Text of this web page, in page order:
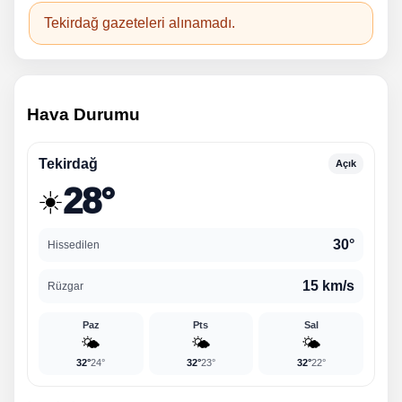
Tekirdağ gazeteleri alınamadı.
Hava Durumu
Tekirdağ Açık
☀️28°
Hissedilen 30°
Rüzgar 15 km/s
Paz
🌤️
32°24°
Pts
🌤️
32°23°
Sal
🌤️
32°22°